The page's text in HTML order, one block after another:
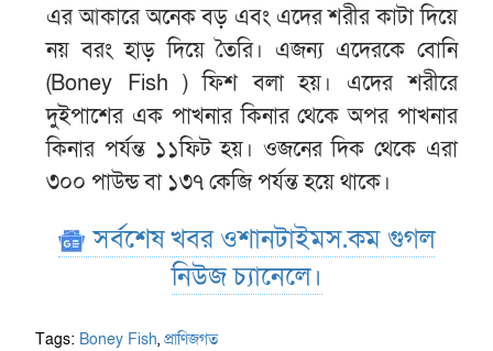
এর আকারে অনেক বড় এবং এদের শরীর কাটা দিয়ে
নয় বরং হাড় দিয়ে তৈরি। এজন্য এদেরকে বোনি
(Boney Fish ) ফিশ বলা হয়। এদের শরীরে
দুইপাশের এক পাখনার কিনার থেকে অপর পাখনার
কিনার পর্যন্ত ১১ফিট হয়। ওজনের দিক থেকে এরা
৩০০ পাউন্ড বা ১৩৭ কেজি পর্যন্ত হয়ে থাকে।
সর্বশেষ খবর ওশানটাইমস.কম গুগল
নিউজ চ্যানেলে।
Tags: Boney Fish,প্রাণিজগত